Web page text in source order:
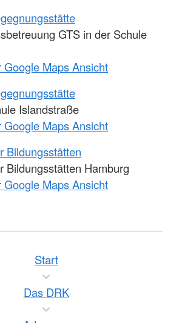
GTS in der Schule
Google Maps Ansicht
Islandstraße
Google Maps Ansicht
Bildungsstätten
Bildungsstätten Hamburg
Google Maps Ansicht
Start
Das DRK